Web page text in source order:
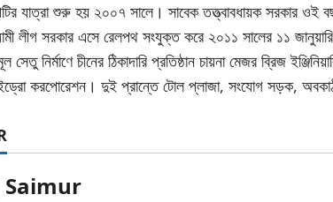
যাত্রা শুরু হয় ২০০৭ সালে। সাবেক তত্ত্বাবধায়ক সরকার ওই
লীগ সরকার এসে রেলপথ সংযুক্ত করে ২০১১ সালের ১১
নির্মাণে চীনের ঠিকাদারি প্রতিষ্ঠান চায়না মেজর ব্রিজ
করপোরেশন। দুই প্রান্তে টোল প্লাজা, সংযোগ সড়ক,
Saimur